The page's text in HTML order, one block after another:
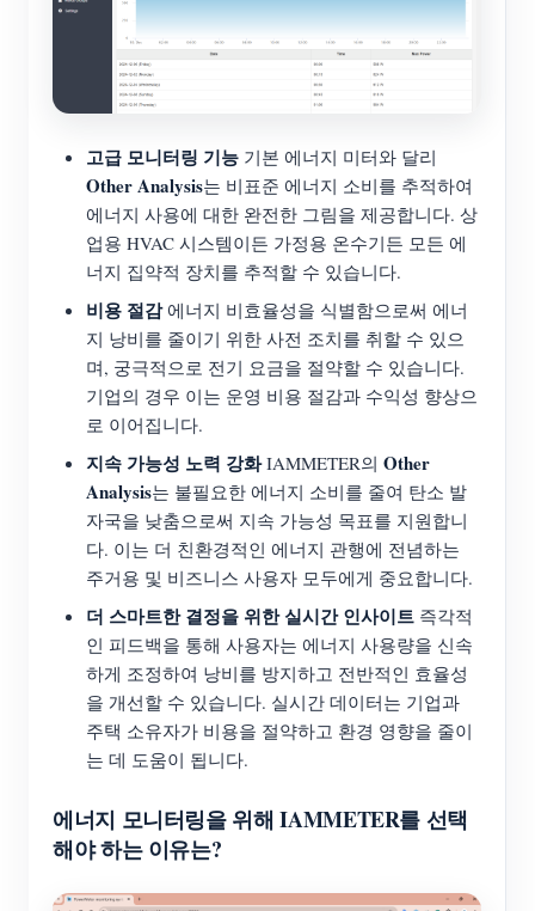
고급 모니터링 기능 기본 에너지 미터와 달리
Other Analysis는 비표준 에너지 소비를 추적하여
에너지 사용에 대한 완전한 그림을 제공합니다. 상
업용 HVAC 시스템이든 가정용 온수기든 모든 에
너지 집약적 장치를 추적할 수 있습니다.
비용 절감에너지 비효율성을 식별함으로써 에너
지 낭비를 줄이기 위한 사전 조치를 취할 수 있으
며, 궁극적으로 전기 요금을 절약할 수 있습니다.
기업의 경우 이는 운영 비용 절감과 수익성 향상으
로 이어집니다.
지속 가능성 노력 강화IAMMETER의 Other
Analysis는 불필요한 에너지 소비를 줄여 탄소 발
자국을 낮춤으로써 지속 가능성 목표를 지원합니
다. 이는 더 친환경적인 에너지 관행에 전념하는
주거용 및 비즈니스 사용자 모두에게 중요합니다.
더 스마트한 결정을 위한 실시간 인사이트 즉각적
인 피드백을 통해 사용자는 에너지 사용량을 신속
하게 조정하여 낭비를 방지하고 전반적인 효율성
을 개선할 수 있습니다. 실시간 데이터는 기업과
주택 소유자가 비용을 절약하고 환경 영향을 줄이
는 데 도움이 됩니다.
에너지 모니터링을 위해 IAMMETER를 선택
해야 하는 이유는?